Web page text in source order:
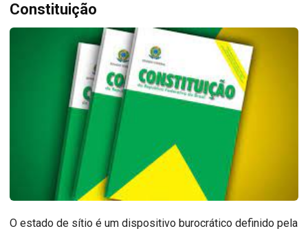
Constituição
O estado de sítio é um dispositivo burocrático definido pela